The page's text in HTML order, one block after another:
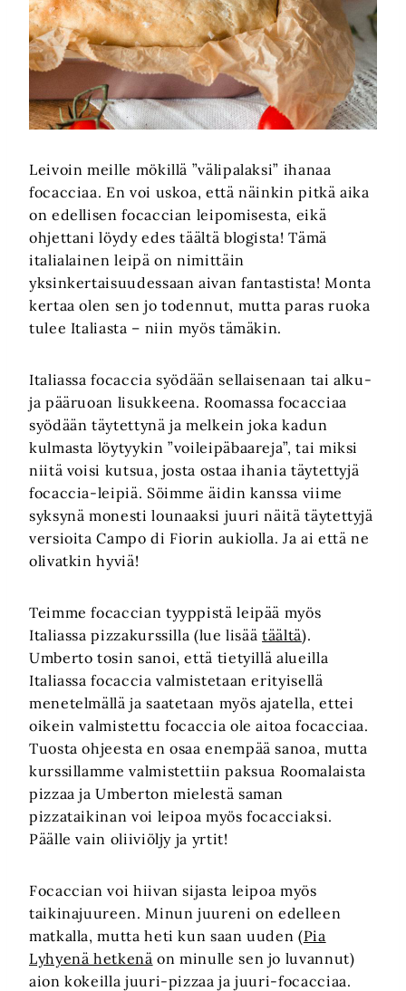
Leivoin meille mökillä ”välipalaksi” ihanaa
focacciaa. En voi uskoa, että näinkin pitkä aika
on edellisen focaccian leipomisesta, eikä
ohjettani löydy edes täältä blogista! Tämä
italialainen leipä on nimittäin
yksinkertaisuudessaan aivan fantastista! Monta
kertaa olen sen jo todennut, mutta paras ruoka
tulee Italiasta – niin myös tämäkin.
Italiassa focaccia syödään sellaisenaan tai alku-
ja pääruoan lisukkeena. Roomassa focacciaa
syödään täytettynä ja melkein joka kadun
kulmasta löytyykin ”voileipäbaareja”, tai miksi
niitä voisi kutsua, josta ostaa ihania täytettyjä
focaccia-leipiä. Söimme äidin kanssa viime
syksynä monesti lounaaksi juuri näitä täytettyjä
versioita Campo di Fiorin aukiolla. Ja ai että ne
olivatkin hyviä!
Teimme focaccian tyyppistä leipää myös
Italiassa pizzakurssilla (lue lisäätäältä).
Umberto tosin sanoi, että tietyillä alueilla
Italiassa focaccia valmistetaan erityisellä
menetelmällä ja saatetaan myös ajatella, ettei
oikein valmistettu focaccia ole aitoa focacciaa.
Tuosta ohjeesta en osaa enempää sanoa, mutta
kurssillamme valmistettiin paksua Roomalaista
pizzaa ja Umberton mielestä saman
pizzataikinan voi leipoa myös focacciaksi.
Päälle vain oliiviöljy ja yrtit!
Focaccian voi hiivan sijasta leipoa myös
taikinajuureen. Minun juureni on edelleen
matkalla, mutta heti kun saan uuden (Pia
Lyhyenä hetkenä on minulle sen jo luvannut)
aion kokeilla juuri-pizzaa ja juuri-focacciaa.